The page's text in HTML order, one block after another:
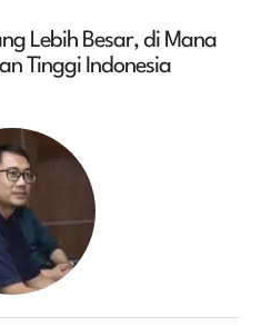
Lebih Besar, di Mana
Tinggi Indonesia